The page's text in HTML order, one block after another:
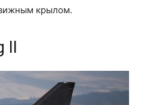
крылом.
II